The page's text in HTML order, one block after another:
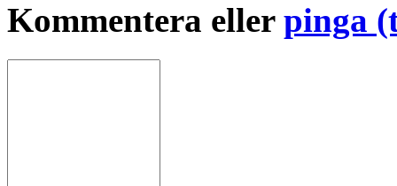
Kommentera eller pinga